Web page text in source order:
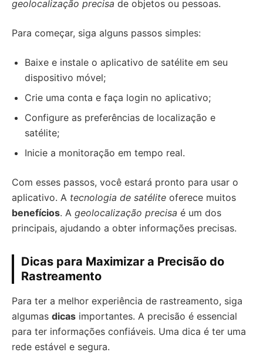
geolocalização precisa de objetos ou pessoas.
Para começar, siga alguns passos simples:
Baixe e instale o aplicativo de satélite em seu
dispositivo móvel;
Crie uma conta e faça login no aplicativo;
Configure as preferências de localização e
satélite;
Inicie a monitoração em tempo real.
Com esses passos, você estará pronto para usar o
aplicativo. A tecnologia de satélite oferece muitos
benefícios. A geolocalização precisa é um dos
principais, ajudando a obter informações precisas.
Dicas para Maximizar a Precisão do
Rastreamento
Para ter a melhor experiência de rastreamento, siga
algumas dicas importantes. A precisão é essencial
para ter informações confiáveis. Uma dica é ter uma
rede estável e segura.